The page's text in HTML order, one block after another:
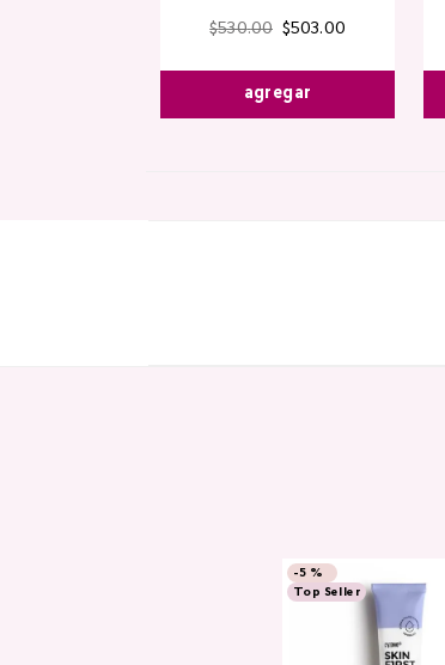
$530.00 $503.00
agregar
-5 %
Top Seller